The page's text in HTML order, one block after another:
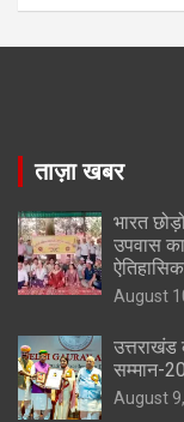
ताज़ा खबर
भारत
उपवास
August
उत्तराखंड
सम्मान-
August